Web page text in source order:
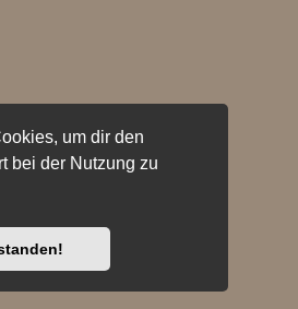
um dir den
bei der Nutzung zu